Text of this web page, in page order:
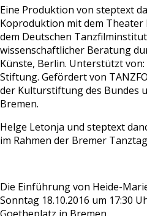
Eine Produktion von steptext
Koproduktion mit dem
dem Deutschen
wissenschaftlicher Beratung
Künste, Berlin. Unterstützt
Stiftung. Gefördert von
der Kulturstiftung des Bundes
Bremen.
Helge Letonja und steptext
im Rahmen der Bremer
Die Einführung von Heide-
Sonntag 18.10.2016 um 17:30